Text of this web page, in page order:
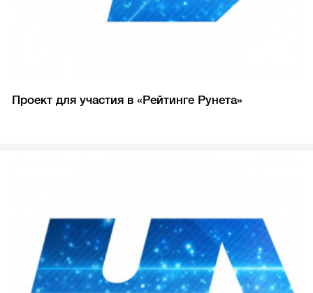
Проект для участия в «Рейтинге Рунета»